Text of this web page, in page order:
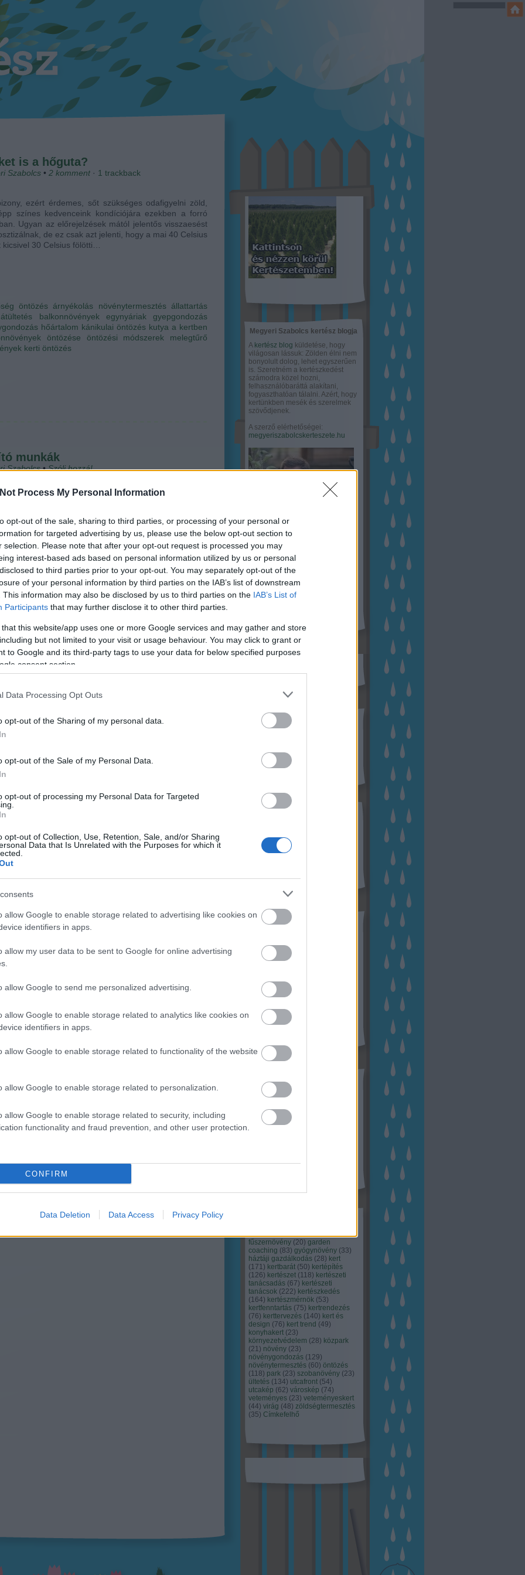
Process My Personal Information
opt-out of the sale, sharing to third parties, or processing of your personal or
for targeted advertising by us, please use the below opt-out section to
selection. Please note that after your opt-out request is processed you may
interest-based ads based on personal information utilized by us or personal
to third parties prior to your opt-out. You may separately opt-out of the
of your personal information by third parties on the IAB’s list of downstream
This information may also be disclosed by us to third parties on the IAB’s List of
Participants that may further disclose it to other third parties.
that this website/app uses one or more Google services and may gather and store
but not limited to your visit or usage behaviour. You may click to grant or
to Google and its third-party tags to use your data for below specified purposes
consent section.
Data Processing Opt Outs
opt-out of the Sharing of my personal data.
opt-out of the Sale of my Personal Data.
opt-out of processing my Personal Data for Targeted
opt-out of Collection, Use, Retention, Sale, and/or Sharing
Data that Is Unrelated with the Purposes for which it
allow Google to enable storage related to advertising like cookies on
identifiers in apps.
allow my user data to be sent to Google for online advertising
allow Google to send me personalized advertising.
allow Google to enable storage related to analytics like cookies on
identifiers in apps.
allow Google to enable storage related to functionality of the website
allow Google to enable storage related to personalization.
allow Google to enable storage related to security, including
functionality and fraud prevention, and other user protection.
CONFIRM
Data Deletion Data Access Privacy Policy
is a hőguta?
Szabolcs • 2 komment · 1 trackback
ezért érdemes, sőt szükséges odafigyelni zöld,
színes kedvenceink kondíciójára ezekben a forró
Ugyan az előrejelzések mától jelentős visszaesést
de ez csak azt jelenti, hogy a mai 40 Celsius
kicsivel 30 Celsius fölötti…
öntözés árnyékolás növénytermesztés
állattartás
átültetés balkonnövények egynyáriak
gyepgondozás
hőártalom kánikulai öntözés kutya a kertben
öntözése öntözési módszerek
melegtűrő
kerti öntözés
munkák
Szabolcs•Szólj hozzá!
nem győzzük kivárni a tavaszt, fogjunk hozzá a
legelejére időzített szezonális szakmunkák, akinek
van, vagy nagy a kertje és sok a metszenivaló az
most is elkezdheti. A kertünkben…
évelők tél vége
tavaszi
fás szárú cserjék egynyáriak
Megyeri Szabolcs kertész blogja
A kertész blog küldetése, hogy
világosan lássuk: Zölden élni nem
bonyolult dolog, lehet egyszerűen
is. Szeretném a kertészkedést
számodra közel hozni,
felhasználóbaráttá alakítani,
fogyaszthatóan tálalni. Azért, hogy
kertünkben mesék és szerelmek
szövődjenek.
A szerző elérhetőségei:
megyeriszabolcskerteszete.hu
Kövessen Facebookon
Keresés
Kertészete
Hírlevél feliratkozás
Youtube csatornám
Archívum
2022 október
2022 szeptember
2022 augusztus
2022 április
(3
2021 december
2021 augusztus
Tovább
...
Budapest (45) dísznövény (116)
fűszernövény (20) garden
coaching (83) gyógynövény (33)
háztáji gazdálkodás (28) kert
(171) kertbarát (50) kertépítés
(126) kertészet (118) kertészeti
tanácsadás (67) kertészeti
tanácsok (222) kertészkedés
(164) kertészmérnök (53)
kertfenntartás (75) kertrendezés
(76) kerttervezés (140) kert és
design (76) kert trend (49)
konyhakert (23)
környezetvédelem (28) közpark
(21) növény (23)
növénygondozás (129)
növénytermesztés (60) öntözés
(118) park (23) szobanövény (23)
ültetés (134) utcafront (54)
utcakép (62) városkép (74)
veteményes (23) veteményeskert
(44) virág (48) zöldségtermesztés
(35) Címkefelhő